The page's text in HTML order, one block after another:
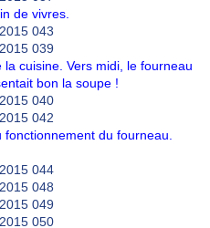
de vivres.
cuisine. Vers midi, le fourneau
bon la soupe !
du fourneau.